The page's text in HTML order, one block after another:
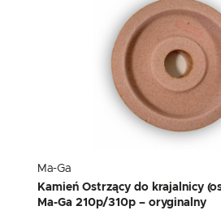
Ma-Ga
Kamień Ostrzący do krajalnicy
Ma-Ga 210p/310p – oryginalny